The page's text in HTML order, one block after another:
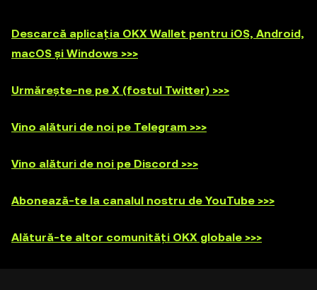
Descarcă aplicația OKX Wallet pentru iOS, Android,
macOS și Windows >>>
Urmărește-ne pe X (fostul Twitter) >>>
Vino alături de noi pe Telegram >>>
Vino alături de noi pe Discord >>>
Abonează-te la canalul nostru de YouTube >>>
Alătură-te altor comunități OKX globale >>>